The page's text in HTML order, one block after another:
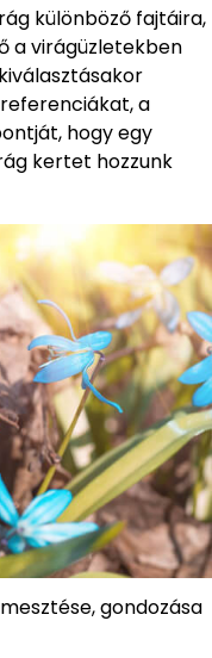
különböző fajtáira,
a virágüzletekben
a
hogy egy
kertet hozzunk
gondozása